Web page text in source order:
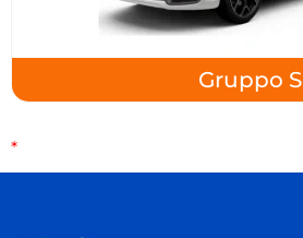
Gruppo S
*